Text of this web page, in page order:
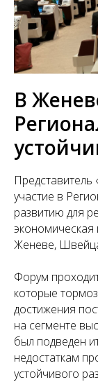
В
участие в
развитию для
Женеве,
Форум
которые
достижения
на сегменте
был подведен
недостаткам
устойчивого